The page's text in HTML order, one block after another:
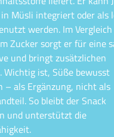
Müsli integriert oder als
werden. Im Vergleich
Zucker sorgt er für eine
und bringt zusätzlichen
Wichtig ist, Süße bewusst
– als Ergänzung, nicht als
So bleibt der Snack
und unterstützt die